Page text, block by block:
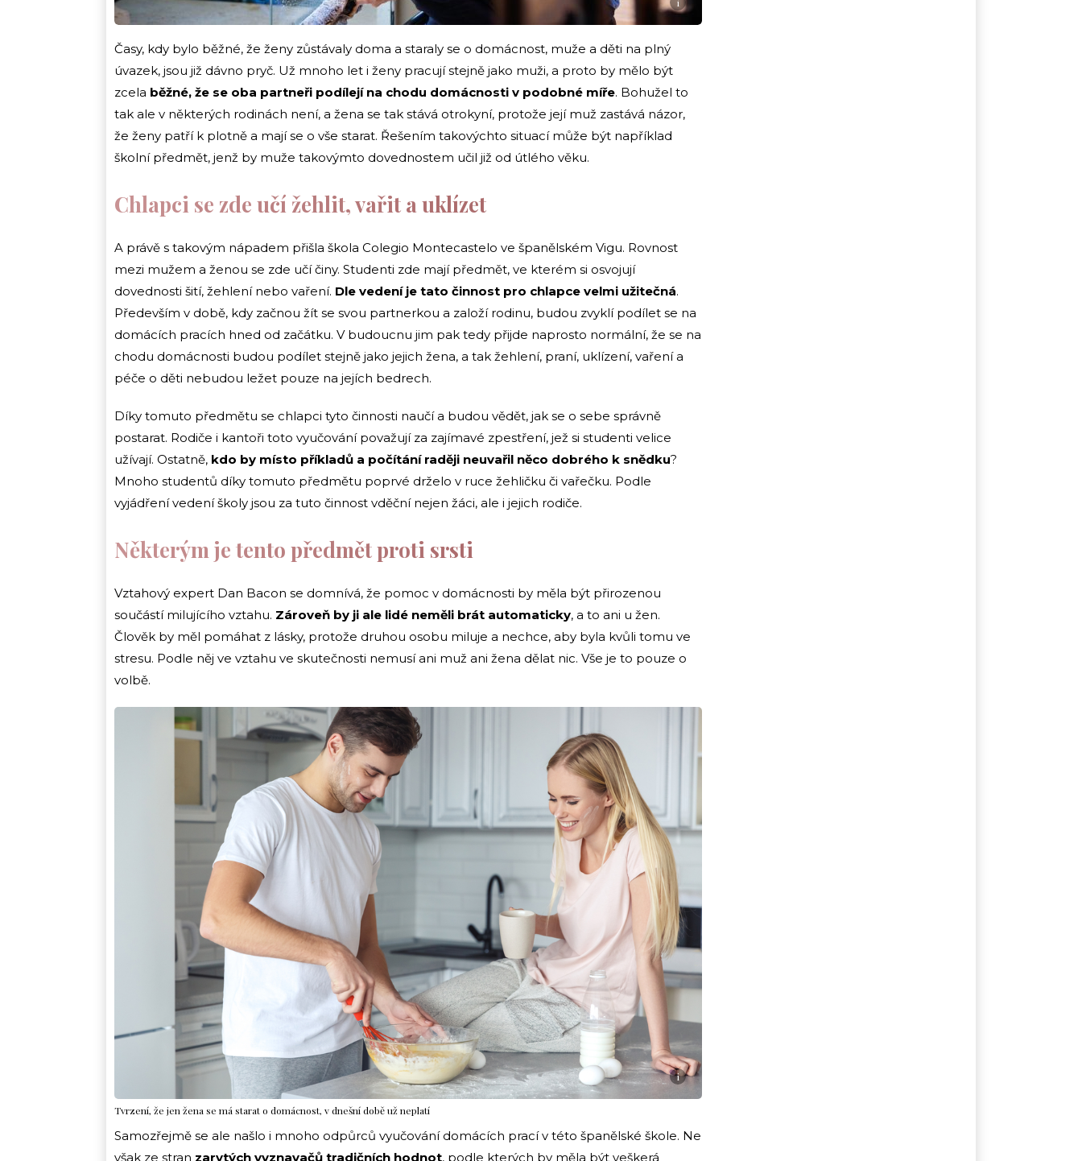
Časy, kdy bylo běžné, že ženy zůstávaly doma a staraly se o domácnost, muže a děti na plný
úvazek, jsou již dávno pryč. Už mnoho let i ženy pracují stejně jako muži, a proto by mělo být
zcela běžné, že se oba partneři podílejí na chodu domácnosti v podobné míře. Bohužel to
tak ale v některých rodinách není, a žena se tak stává otrokyní, protože její muž zastává názor,
že ženy patří k plotně a mají se o vše starat. Řešením takovýchto situací může být například
školní předmět, jenž by muže takovýmto dovednostem učil již od útlého věku.
Chlapci se zde učí žehlit, vařit a uklízet
A právě s takovým nápadem přišla škola Colegio Montecastelo ve španělském Vigu. Rovnost
mezi mužem a ženou se zde učí činy. Studenti zde mají předmět, ve kterém si osvojují
dovednosti šití, žehlení nebo vaření. Dle vedení je tato činnost pro chlapce velmi užitečná.
Především v době, kdy začnou žít se svou partnerkou a založí rodinu, budou zvyklí podílet se na
domácích pracích hned od začátku. V budoucnu jim pak tedy přijde naprosto normální, že se na
chodu domácnosti budou podílet stejně jako jejich žena, a tak žehlení, praní, uklízení, vaření a
péče o děti nebudou ležet pouze na jejích bedrech.
Díky tomuto předmětu se chlapci tyto činnosti naučí a budou vědět, jak se o sebe správně
postarat. Rodiče i kantoři toto vyučování považují za zajímavé zpestření, jež si studenti velice
užívají. Ostatně, kdo by místo příkladů a počítání raději neuvařil něco dobrého k snědku?
Mnoho studentů díky tomuto předmětu poprvé drželo v ruce žehličku či vařečku. Podle
vyjádření vedení školy jsou za tuto činnost vděční nejen žáci, ale i jejich rodiče.
Některým je tento předmět proti srsti
Vztahový expert Dan Bacon se domnívá, že pomoc v domácnosti by měla být přirozenou
součástí milujícího vztahu. Zároveň by ji ale lidé neměli brát automaticky, a to ani u žen.
Člověk by měl pomáhat z lásky, protože druhou osobu miluje a nechce, aby byla kvůli tomu ve
stresu. Podle něj ve vztahu ve skutečnosti nemusí ani muž ani žena dělat nic. Vše je to pouze o
volbě.
i
Tvrzení, že jen žena se má starat o domácnost, v dnešní době už neplatí
Samozřejmě se ale našlo i mnoho odpůrců vyučování domácích prací v této španělské škole. Ne
však ze stran zarytých vyznavačů tradičních hodnot, podle kterých by měla být veškerá